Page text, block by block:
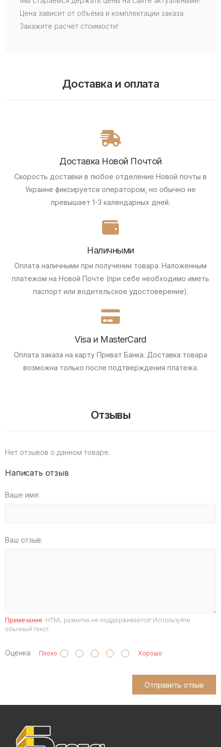
Цена зависит от объема и комплектации заказа.
Закажите расчёт стоимости!
Доставка и оплата
Доставка Новой Почтой
Скорость доставки в любое отделение Новой почты в
Украине фиксируется оператором, но обычно не
превышает 1-3 календарных дней.
Наличными
Оплата наличными при получении товара. Наложенным
платежом на Новой Почте (при себе необходимо иметь
паспорт или водительское удостоверение).
Visa и MasterCard
Оплата заказа на карту Приват Банка. Доставка товара
возможна только после подтверждения платежа.
Отзывы
Нет отзывов о данном товаре.
Написать отзыв
Ваше имя:
Ваш отзыв:
Примечание: HTML разметка не поддерживается! Используйте
обычный текст.
Оценка: Плохо Хорошо
Отправить отзыв